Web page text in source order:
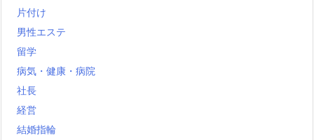
片付け
男性エステ
留学
病気・健康・病院
社長
経営
結婚指輪